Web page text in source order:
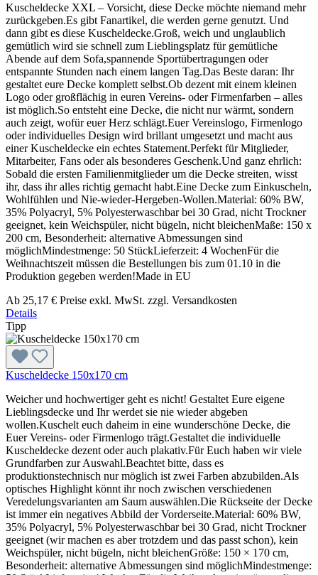
Kuscheldecke XXL – Vorsicht, diese Decke möchte niemand mehr
zurückgeben.Es gibt Fanartikel, die werden gerne genutzt. Und
dann gibt es diese Kuscheldecke.Groß, weich und unglaublich
gemütlich wird sie schnell zum Lieblingsplatz für gemütliche
Abende auf dem Sofa,spannende Sportübertragungen oder
entspannte Stunden nach einem langen Tag.Das Beste daran: Ihr
gestaltet eure Decke komplett selbst.Ob dezent mit einem kleinen
Logo oder großflächig in euren Vereins- oder Firmenfarben – alles
ist möglich.So entsteht eine Decke, die nicht nur wärmt, sondern
auch zeigt, wofür euer Herz schlägt.Euer Vereinslogo, Firmenlogo
oder individuelles Design wird brillant umgesetzt und macht aus
einer Kuscheldecke ein echtes Statement.Perfekt für Mitglieder,
Mitarbeiter, Fans oder als besonderes Geschenk.Und ganz ehrlich:
Sobald die ersten Familienmitglieder um die Decke streiten, wisst
ihr, dass ihr alles richtig gemacht habt.Eine Decke zum Einkuscheln,
Wohlfühlen und Nie-wieder-Hergeben-Wollen.Material: 60% BW,
35% Polyacryl, 5% Polyesterwaschbar bei 30 Grad, nicht Trockner
geeignet, kein Weichspüler, nicht bügeln, nicht bleichenMaße: 150 x
200 cm, Besonderheit: alternative Abmessungen sind
möglichMindestmenge: 50 StückLieferzeit: 4 WochenFür die
Weihnachtszeit müssen die Bestellungen bis zum 01.10 in die
Produktion gegeben werden!Made in EU
Ab 25,17 € Preise exkl. MwSt. zzgl. Versandkosten
Details
Tipp
Kuscheldecke 150x170 cm
Weicher und hochwertiger geht es nicht! Gestaltet Eure eigene
Lieblingsdecke und Ihr werdet sie nie wieder abgeben
wollen.Kuschelt euch daheim in eine wunderschöne Decke, die
Euer Vereins- oder Firmenlogo trägt.Gestaltet die individuelle
Kuscheldecke dezent oder auch plakativ.Für Euch haben wir viele
Grundfarben zur Auswahl.Beachtet bitte, dass es
produktionstechnisch nur möglich ist zwei Farben abzubilden.Als
optisches Highlight könnt ihr noch zwischen verschiedenen
Veredelungsvarianten am Saum auswählen.Die Rückseite der Decke
ist immer ein negatives Abbild der Vorderseite.Material: 60% BW,
35% Polyacryl, 5% Polyesterwaschbar bei 30 Grad, nicht Trockner
geeignet (wir machen es aber trotzdem und das passt schon), kein
Weichspüler, nicht bügeln, nicht bleichenGröße: 150 × 170 cm,
Besonderheit: alternative Abmessungen sind möglichMindestmenge: